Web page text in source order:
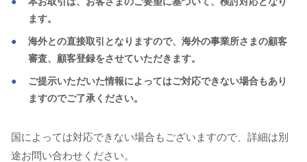
ます。
海外との直接取引となりますので、海外の事業所さまの顧客
審査、顧客登録をさせていただきます。
ご提示いただいた情報によってはご対応できない場合もあり
ますのでご了承ください。
国によっては対応できない場合もございますので、詳細は別
途お問い合わせください。